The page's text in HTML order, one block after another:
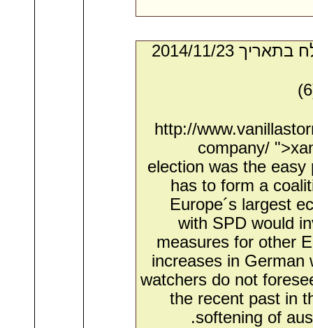
- מאת:‏ Santos*. ‏ נשלח בתאריך ‏23/‏11/‏2014
http://
company/
election was the
has to form a
Europe´s largest
with SPD would
measures for other
increases in German
watchers do not
the recent past in
softening of